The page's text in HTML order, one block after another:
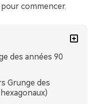
commencer.
des années 90
Grunge des